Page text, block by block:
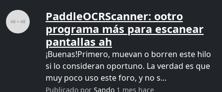
PaddleOCRScanner: ootro
programa más para escanear
pantallas ah
¡Buenas!Primero, muevan o borren este hilo
si lo consideran oportuno. La verdad es que
muy poco uso este foro, y no s...
Publicado por Sando 1 mes hace